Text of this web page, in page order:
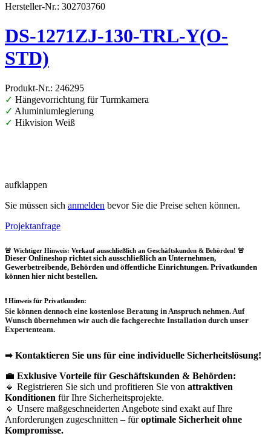
Hersteller-Nr.: 302703760
DS-1271ZJ-130-TRL-Y(O-
STD)
Produkt-Nr.: 246295
✓ Hängevorrichtung für Turmkamera
✓ Aluminiumlegierung
✓ Hikvision Weiß
aufklappen
Sie müssen sich anmelden bevor Sie die Preise sehen können.
Projektanfrage
🚨 Wichtiger Hinweis: Verkauf ausschließlich an Geschäftskunden & Behörden! 🚨
Dieser Onlineshop richtet sich ausschließlich an Unternehmen,
Gewerbetreibende, Behörden und öffentliche Einrichtungen. Privatkunden
können hier nicht bestellen.
❗Hinweis für Privatkunden:
Sie können dennoch eine kostenlose Beratung in Anspruch nehmen. Auf
Wunsch übernehmen wir auch die fachgerechte Installation durch unser
Expertenteam.
➡ Kontaktieren Sie uns für eine individuelle Sicherheitslösung!
💼 Exklusive Vorteile für Geschäftskunden & Behörden:
🔹 Registrieren Sie sich und profitieren Sie von attraktiven
Konditionen für Ihre Sicherheitsprojekte.
🔹 Unsere maßgeschneiderten Angebote sind exakt auf Ihre
Anforderungen zugeschnitten – füroptimale Sicherheit ohne
Kompromisse.